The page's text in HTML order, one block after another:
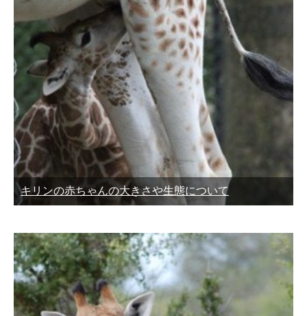
キリンの赤ちゃんの大きさや生態について